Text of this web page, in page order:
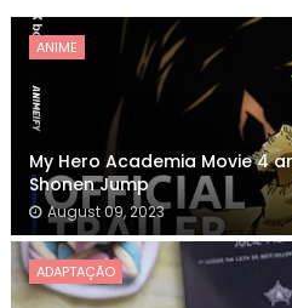
ANIME
My Hero Academia Movie 4
Shonen Jump
August 09, 2023
ADAPTAÇÃO